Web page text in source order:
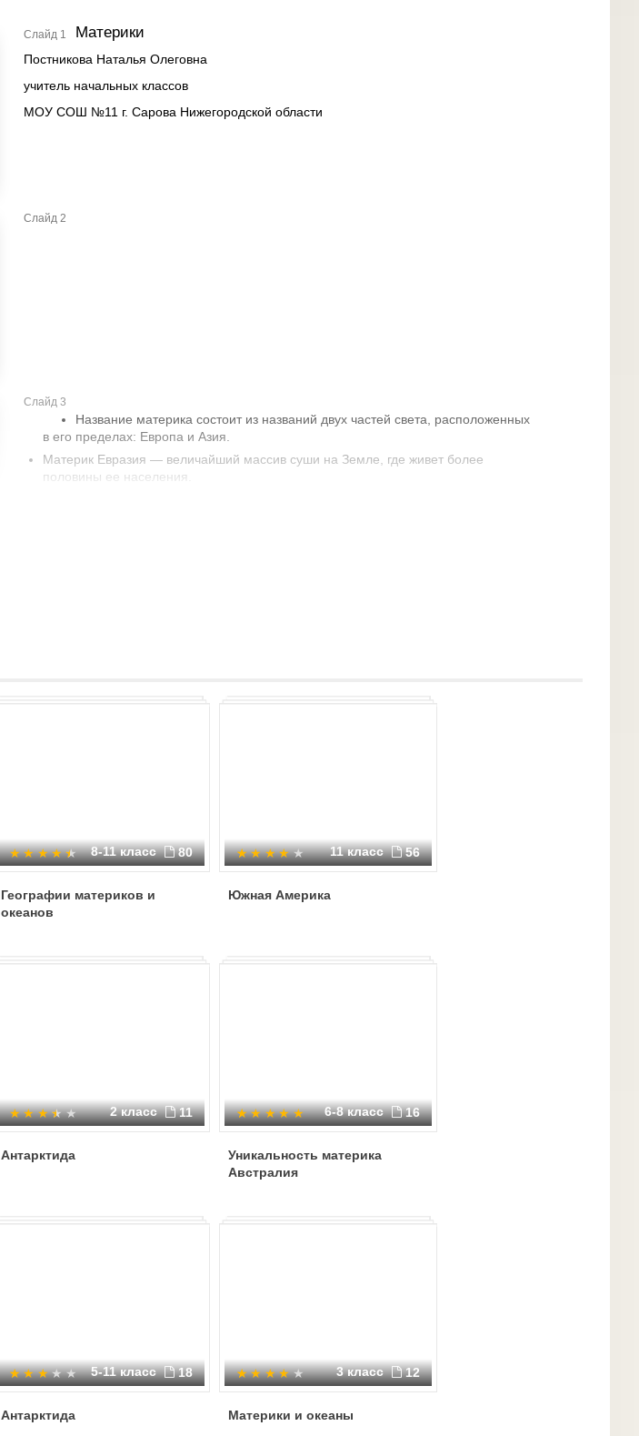
Слайд 1 Материки
Постникова Наталья Олеговна
учитель начальных классов
МОУ СОШ №11 г. Сарова Нижегородской области
Слайд 2
Слайд 3
Название материка состоит из названий двух частей света, расположенных
в его пределах: Европа и Азия.
Материк Евразия — величайший массив суши на Земле, где живет более
половины ее населения.
8-11 класс 80
Географии материков и
океанов
11 класс 56
Южная Америка
2 класс 11
Антарктида
6-8 класс 16
Уникальность материка
Австралия
5-11 класс 18
Антарктида
3 класс 12
Материки и океаны